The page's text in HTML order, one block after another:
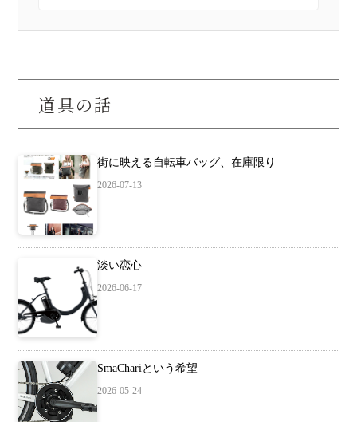
道具の話
街に映える自転車バッグ、在庫限り
2026-07-13
淡い恋心
2026-06-17
SmaChariという希望
2026-05-24